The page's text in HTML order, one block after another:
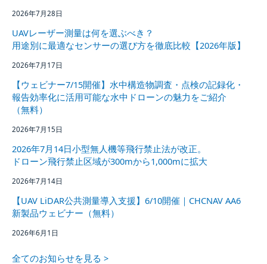
2026年7月28日
UAVレーザー測量は何を選ぶべき？
用途別に最適なセンサーの選び方を徹底比較【2026年版】
2026年7月17日
【ウェビナー7/15開催】水中構造物調査・点検の記録化・
報告効率化に活用可能な水中ドローンの魅力をご紹介
（無料）
2026年7月15日
2026年7月14日小型無人機等飛行禁止法が改正。
ドローン飛行禁止区域が300mから1,000mに拡大
2026年7月14日
【UAV LiDAR公共測量導入支援】6/10開催｜CHCNAV AA6
新製品ウェビナー（無料）
2026年6月1日
全てのお知らせを見る >